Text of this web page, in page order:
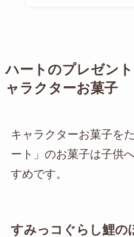
ハートのプレゼン
ャラクターお菓子
キャラクターお菓子を
ート」のお菓子は子供
すめです。
すみっコぐらし鯉の